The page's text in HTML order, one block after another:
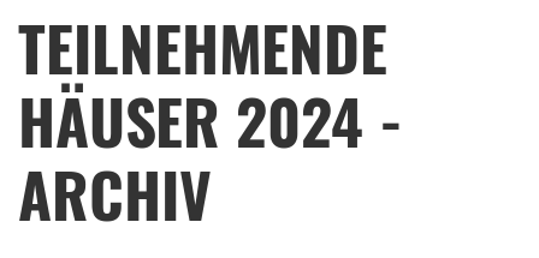
TEILNEHMENDE
HÄUSER 2024 -
ARCHIV